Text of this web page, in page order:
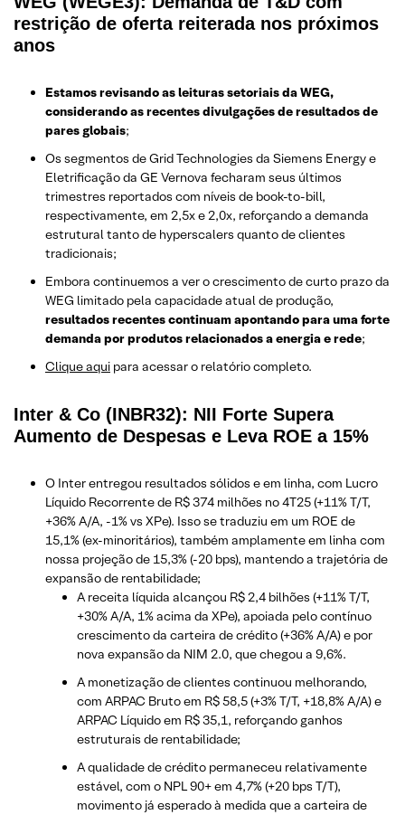
restrição de oferta reiterada nos próximos
anos
Estamos revisando as leituras setoriais da WEG,
considerando as recentes divulgações de resultados de
pares globais;
Os segmentos de Grid Technologies da Siemens Energy e
Eletrificação da GE Vernova fecharam seus últimos
trimestres reportados com níveis de book-to-bill,
respectivamente, em 2,5x e 2,0x, reforçando a demanda
estrutural tanto de hyperscalers quanto de clientes
tradicionais;
Embora continuemos a ver o crescimento de curto prazo da
WEG limitado pela capacidade atual de produção,
resultados recentes continuam apontando para uma forte
demanda por produtos relacionados a energia e rede;
Clique aqui para acessar o relatório completo.
Inter & Co (INBR32): NII Forte Supera
Aumento de Despesas e Leva ROE a 15%
O Inter entregou resultados sólidos e em linha, com Lucro
Líquido Recorrente de R$ 374 milhões no 4T25 (+11% T/T,
+36% A/A, -1% vs XPe). Isso se traduziu em um ROE de
15,1% (ex-minoritários), também amplamente em linha com
nossa projeção de 15,3% (-20 bps), mantendo a trajetória de
expansão de rentabilidade;
A receita líquida alcançou R$ 2,4 bilhões (+11% T/T,
+30% A/A, 1% acima da XPe), apoiada pelo contínuo
crescimento da carteira de crédito (+36% A/A) e por
nova expansão da NIM 2.0, que chegou a 9,6%.
A monetização de clientes continuou melhorando,
com ARPAC Bruto em R$ 58,5 (+3% T/T, +18,8% A/A) e
ARPAC Líquido em R$ 35,1, reforçando ganhos
estruturais de rentabilidade;
A qualidade de crédito permaneceu relativamente
estável, com o NPL 90+ em 4,7% (+20 bps T/T),
movimento já esperado à medida que a carteira de